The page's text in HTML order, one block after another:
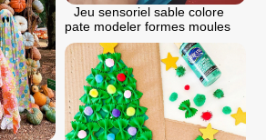
Jeu sensoriel sable colore
pate modeler formes moules